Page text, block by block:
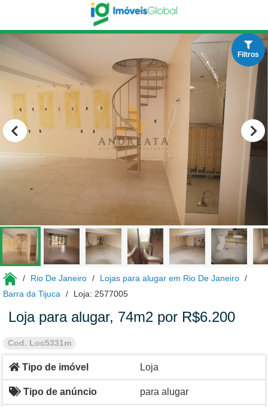
Rio De Janeiro
Lojas para alugar em Rio De Janeiro
Barra da Tijuca
Loja: 2577005
Loja para alugar, 74m2 por R$6.200
Cod. Loc5331m
Tipo de imóvel Loja
Tipo de anúncio para alugar
Filtros